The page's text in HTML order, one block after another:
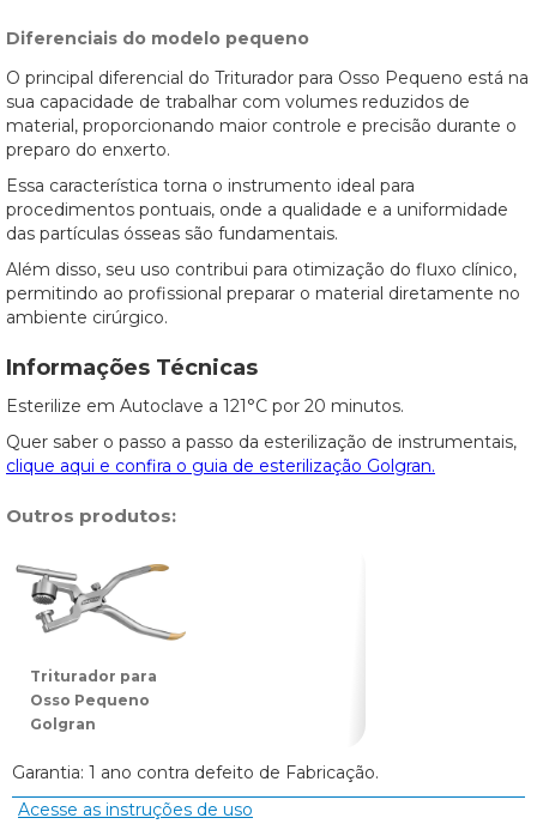
Diferenciais do modelo pequeno
O principal diferencial do Triturador para Osso Pequeno está na
sua capacidade de trabalhar com volumes reduzidos de
material, proporcionando maior controle e precisão durante o
preparo do enxerto.
Essa característica torna o instrumento ideal para
procedimentos pontuais, onde a qualidade e a uniformidade
das partículas ósseas são fundamentais.
Além disso, seu uso contribui para otimização do fluxo clínico,
permitindo ao profissional preparar o material diretamente no
ambiente cirúrgico.
Informações Técnicas
Esterilize em Autoclave a 121°C por 20 minutos.
Quer saber o passo a passo da esterilização de instrumentais,
clique aqui e confira o guia de esterilização Golgran.
Outros produtos:
Triturador para
Osso Pequeno
Golgran
Garantia: 1 ano contra defeito de Fabricação.
Acesse as instruções de uso